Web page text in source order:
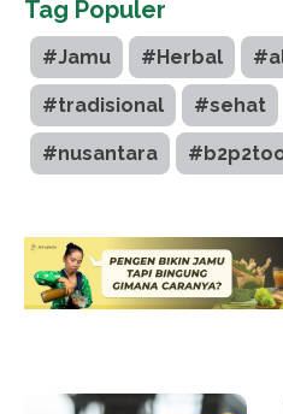
Tag Populer
#Jamu #Herbal
#tradisional #sehat
#nusantara